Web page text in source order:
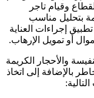
وقيام تاجر
بتحليل مناسب
إجراءات العناية
أو تمويل الإرهاب.
والأحجار الكريمة
بالإضافة إلى اتخاذ